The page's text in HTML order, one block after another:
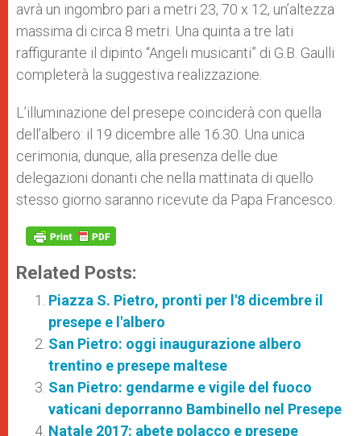
avrà un ingombro pari a metri 23, 70 x 12, un’altezza
massima di circa 8 metri. Una quinta a tre lati
raffigurante il dipinto “Angeli musicanti” di G.B. Gaulli
completerà la suggestiva realizzazione.
L’illuminazione del presepe coinciderà con quella
dell’albero: il 19 dicembre alle 16.30. Una unica
cerimonia, dunque, alla presenza delle due
delegazioni donanti che nella mattinata di quello
stesso giorno saranno ricevute da Papa Francesco.
Related Posts:
Piazza S. Pietro, pronti per l'8 dicembre il
presepe e l'albero
San Pietro: oggi inaugurazione albero
trentino e presepe maltese
San Pietro: gendarme e vigile del fuoco
vaticani deporranno Bambinello nel Presepe
Natale 2017: abete polacco e presepe